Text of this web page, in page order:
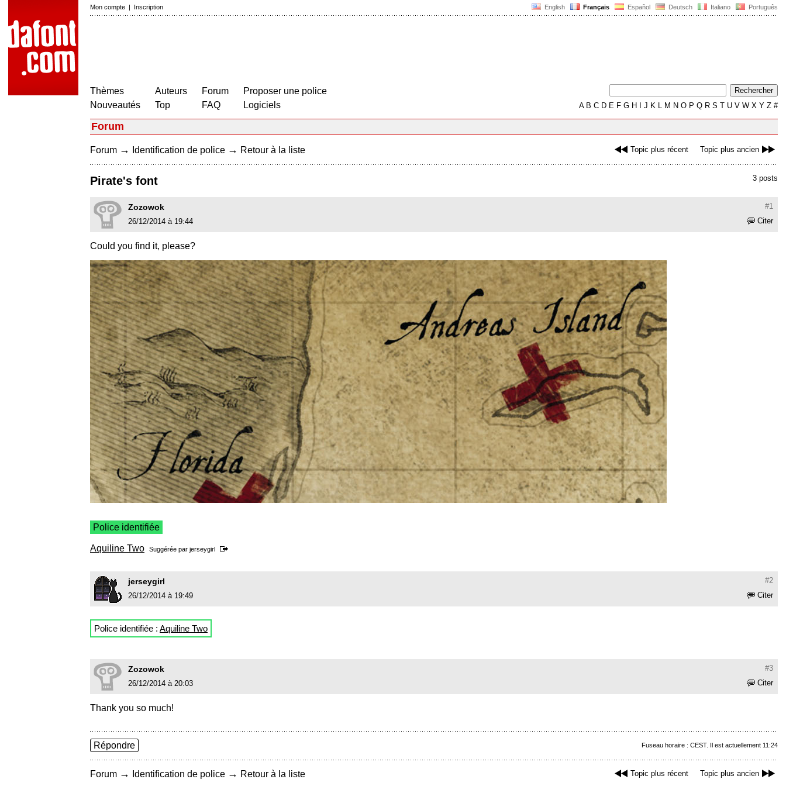
English Français Español Deutsch Italiano Português
Mon compte | Inscription
Thèmes
Nouveautés
Auteurs
Top
Forum
FAQ
Proposer une police
Logiciels
AB C D E F G H J K L M N O P Q R S T U V W X Y Z #
Forum
Topic plus récent Topic plus ancien
Forum → Identification de police → Retour à la liste
3 posts
Pirate's font
#1
Zozowok
Citer
26/12/2014 à 19:44
Could you find it, please?
Police identifiée
Aquiline Two Suggérée par jerseygirl
#2
jerseygirl
Citer
26/12/2014 à 19:49
Police identifiée : Aquiline Two
#3
Zozowok
Citer
26/12/2014 à 20:03
Thank you so much!
Fuseau horaire : CEST. Il est actuellement 11:24
Répondre
Topic plus récent Topic plus ancien
Forum → Identification de police → Retour à la liste